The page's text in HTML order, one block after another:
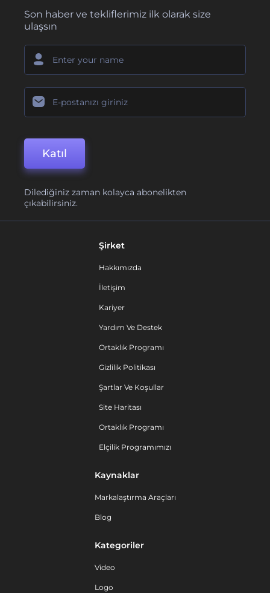
Son haber ve tekliflerimiz ilk olarak size
ulaşsın
Katıl
Dilediğiniz zaman kolayca abonelikten
çıkabilirsiniz.
Şirket
Hakkımızda
İletişim
Kariyer
Yardım Ve Destek
Ortaklık Programı
Gizlilik Politikası
Şartlar Ve Koşullar
Site Haritası
Ortaklık Programı
Elçilik Programımızı
Kaynaklar
Markalaştırma Araçları
Blog
Kategoriler
Video
Logo